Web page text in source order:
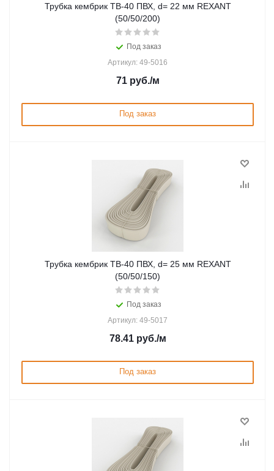
Трубка кембрик ТВ-40 ПВХ, d= 22 мм REXANT
(50/50/200)
Под заказ
Артикул: 49-5016
71руб./м
Под заказ
Трубка кембрик ТВ-40 ПВХ, d= 25 мм REXANT
(50/50/150)
Под заказ
Артикул: 49-5017
78.41руб./м
Под заказ